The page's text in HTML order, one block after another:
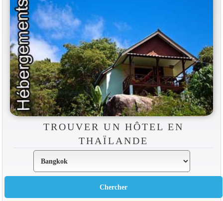
TROUVER UN HÔTEL EN
THAÏLANDE